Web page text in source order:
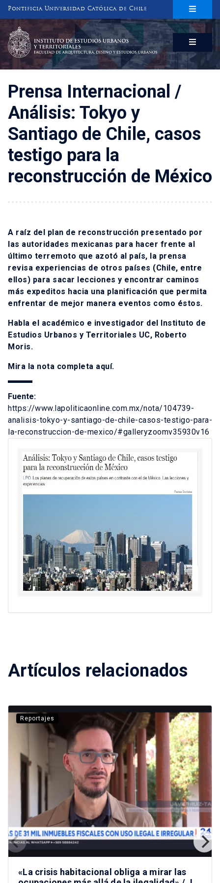
Pontificia Universidad Católica de Chile
INSTITUTO DE ESTUDIOS URBANOS
Y TERRITORIALES
FACULTAD DE ARQUITECTURA, DISEÑO Y ESTUDIOS URBANOS
Prensa Internacional /
Análisis: Tokyo y
Santiago de Chile, casos
testigo para la
reconstrucción de México
A raíz del plan de reconstrucción presentado por
las autoridades mexicanas para hacer frente al
último terremoto que azotó al país, la prensa
revisa experiencias de otros países (Chile, entre
ellos) para sacar lecciones y encontrar caminos
más expeditos hacia una planificación que permita
enfrentar de mejor manera eventos como éstos.
Habla el académico e investigador del Instituto de
Estudios Urbanos y Territoriales UC, Roberto
Moris.
Mira la nota completa aquí.
Fuente:
https://www.lapoliticaonline.com.mx/nota/104739-
analisis-tokyo-y-santiago-de-chile-casos-testigo-para-
la-reconstruccion-de-mexico/#galleryzoomv35930v16
Artículos relacionados
Reportajes
«La crisis habitacional obliga a mirar las